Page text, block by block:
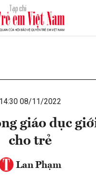
14:30 08/11/2022
giáo dục
cho trẻ
Lan Phạm